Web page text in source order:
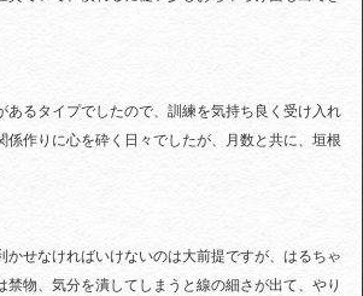
あるタイプでしたので、訓練を気持ち良く受け入れ
係作りに心を砕く日々でしたが、月数と共に、垣根
かせなければいけないのは大前提ですが、はるちゃ
禁物、気分を潰してしまうと線の細さが出て、やり